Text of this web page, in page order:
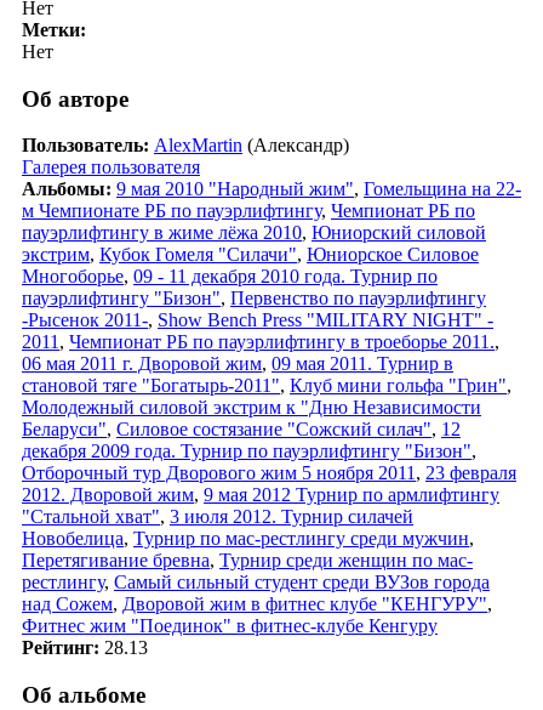
Нет
Метки:
Нет
Об авторе
Пользователь: AlexMartin (Александр)
Галерея пользователя
Альбомы: 9 мая 2010 "Народный жим", Гомельщина на 22-
м Чемпионате РБ по пауэрлифтингу, Чемпионат РБ по
пауэрлифтингу в жиме лёжа 2010, Юниорский силовой
экстрим, Кубок Гомеля "Силачи", Юниорское Силовое
Многоборье, 09 - 11 декабря 2010 года. Турнир по
пауэрлифтингу "Бизон", Первенство по пауэрлифтингу
-Рысенок 2011-, Show Bench Press "MILITARY NIGHT" -
2011 , Чемпионат РБ по пауэрлифтингу в троеборье 2011.,
06 мая 2011 г. Дворовой жим, 09 мая 2011. Турнир в
становой тяге "Богатырь-2011", Клуб мини гольфа "Грин",
Молодежный силовой экстрим к "Дню Независимости
Беларуси", Силовое состязание "Сожский силач", 12
декабря 2009 года. Турнир по пауэрлифтингу "Бизон",
Отборочный тур Дворового жим 5 ноября 2011 , 23 февраля
2012. Дворовой жим, 9 мая 2012 Турнир по армлифтингу
"Стальной хват", 3 июля 2012. Турнир силачей
Новобелица, Турнир по мас-рестлингу среди мужчин,
Перетягивание бревна, Турнир среди женщин по мас-
рестлингу, Самый сильный студент среди ВУЗов города
над Сожем, Дворовой жим в фитнес клубе "КЕНГУРУ",
Фитнес жим "Поединок" в фитнес-клубе Кенгуру
Рейтинг: 28.13
Об альбоме